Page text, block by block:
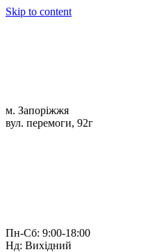
Skip to content
м. Запоріжжя
вул. перемоги, 92г
Пн-Сб: 9:00-18:00
Нд: Вихідний